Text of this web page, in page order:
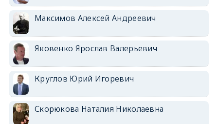
Максимов Алексей Андреевич
Яковенко Ярослав Валерьевич
Круглов Юрий Игоревич
Скорюкова Наталия Николаевна